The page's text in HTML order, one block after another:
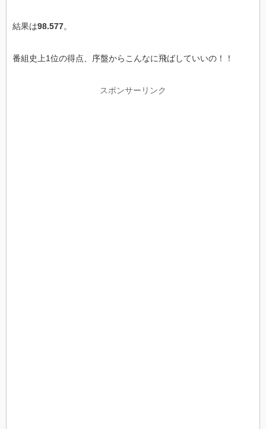
結果は98.577。
番組史上1位の得点、序盤からこんなに飛ばしていいの！！
スポンサーリンク